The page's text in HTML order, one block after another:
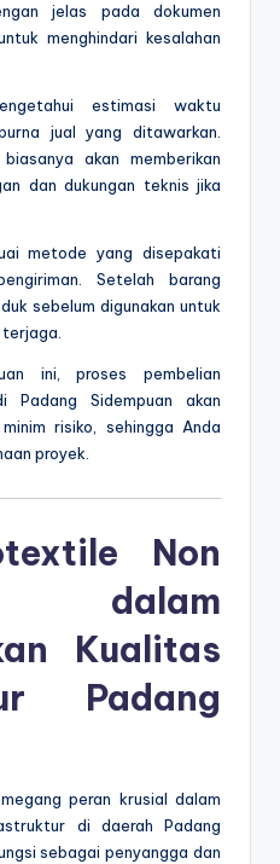
jelas pada dokumen
menghindari kesalahan
estimasi waktu
jual yang ditawarkan.
akan memberikan
dan dukungan teknis jika
metode yang disepakati
Setelah barang
sebelum digunakan untuk
ini, proses pembelian
Sidempuan akan
risiko, sehingga Anda
proyek.
Non
dalam
Kualitas
Padang
peran krusial dalam
di daerah Padang
sebagai penyangga dan